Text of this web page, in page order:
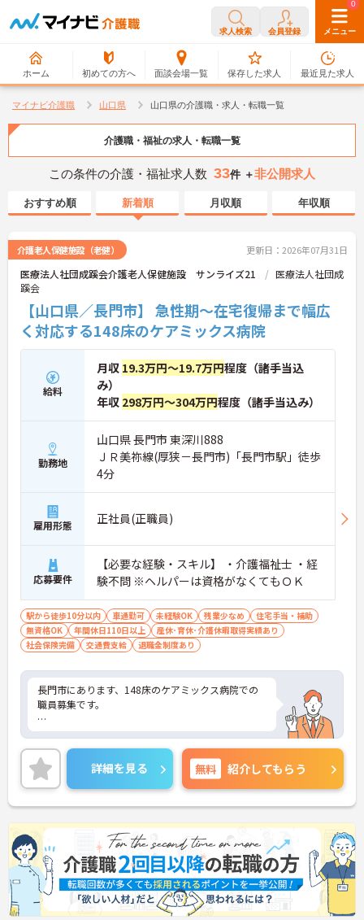
求人検索 会員登録 メニュー
ホーム 初めての方へ 面談会場一覧
0
保存した求人
0
最近見た求人
マイナビ介護職 山口県 山口県の介護職・求人・転職一覧
介護職・福祉の求人・転職一覧
この条件の介護・福祉求人数 33件 ＋非公開求人
おすすめ順 新着順 月収順 年収順
介護老人保健施設（老健） 更新日：2026年07月31日
医療法人社団成蹊会介護老人保健施設 サンライズ21
医療法人社団成
蹊会
【山口県／長門市】 急性期～在宅復帰まで幅広
く対応する148床のケアミックス病院
給料
月収 19.3万円～19.7万円程度（諸手当込
み）
年収 298万円～304万円程度（諸手当込み）
勤務地
山口県 長門市 東深川888
ＪＲ美祢線(厚狭－長門市)「長門市駅」徒歩
4分
雇用形態 正社員(正職員)
応募要件
【必要な経験・スキル】 ・介護福祉士 ・経
験不問 ※ヘルパーは資格がなくてもＯＫ
駅から徒歩10分以内 車通勤可 未経験OK 残業少なめ
住宅手当・補助
無資格OK
年間休日110日以上
産休･育休･介護休暇取得実績あり
社会保険完備
交通費支給 退職金制度あり
長門市にあります、148床のケアミックス病院での
職員募集です。
付属で老健も所有しているため、急性期～在宅復帰
まで幅広くご対応されております。
気になる方はお問い合わせ下さいませ。
詳細を見る 無料 紹介してもらう